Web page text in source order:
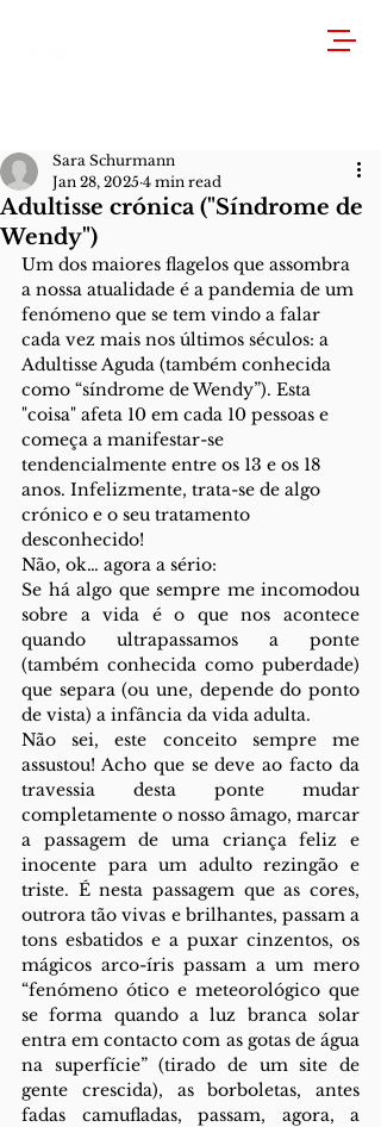
Adultisse crónica ("Síndrome de
Wendy")
Sara Schurmann
Jan 28, 2025 4 min read
Um dos maiores flagelos que assombra
a nossa atualidade é a pandemia de um
fenómeno que se tem vindo a falar
cada vez mais nos últimos séculos: a
Adultisse Aguda (também conhecida
como “síndrome de Wendy”). Esta
"coisa" afeta 10 em cada 10 pessoas e
começa a manifestar-se
tendencialmente entre os 13 e os 18
anos. Infelizmente, trata-se de algo
crónico e o seu tratamento
desconhecido!
Não, ok… agora a sério:
Se há algo que sempre me incomodou
sobre a vida é o que nos acontece
quando ultrapassamos a ponte
(também conhecida como puberdade)
que separa (ou une, depende do ponto
de vista) a infância da vida adulta.
Não sei, este conceito sempre me
assustou! Acho que se deve ao facto da
travessia desta ponte mudar
completamente o nosso âmago, marcar
a passagem de uma criança feliz e
inocente para um adulto rezingão e
triste. É nesta passagem que as cores,
outrora tão vivas e brilhantes, passam a
tons esbatidos e a puxar cinzentos, os
mágicos arco-íris passam a um mero
“fenómeno ótico e meteorológico que
se forma quando a luz branca solar
entra em contacto com as gotas de água
na superfície” (tirado de um site de
gente crescida), as borboletas, antes
fadas camufladas, passam, agora, a